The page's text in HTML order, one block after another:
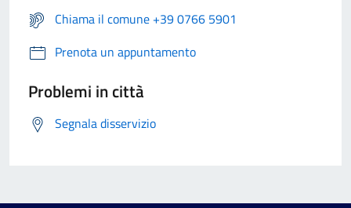
Chiama il comune +39 0766 5901
Prenota un appuntamento
Problemi in città
Segnala disservizio